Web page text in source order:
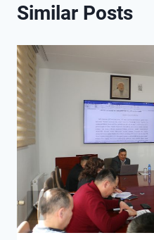
Similar Posts